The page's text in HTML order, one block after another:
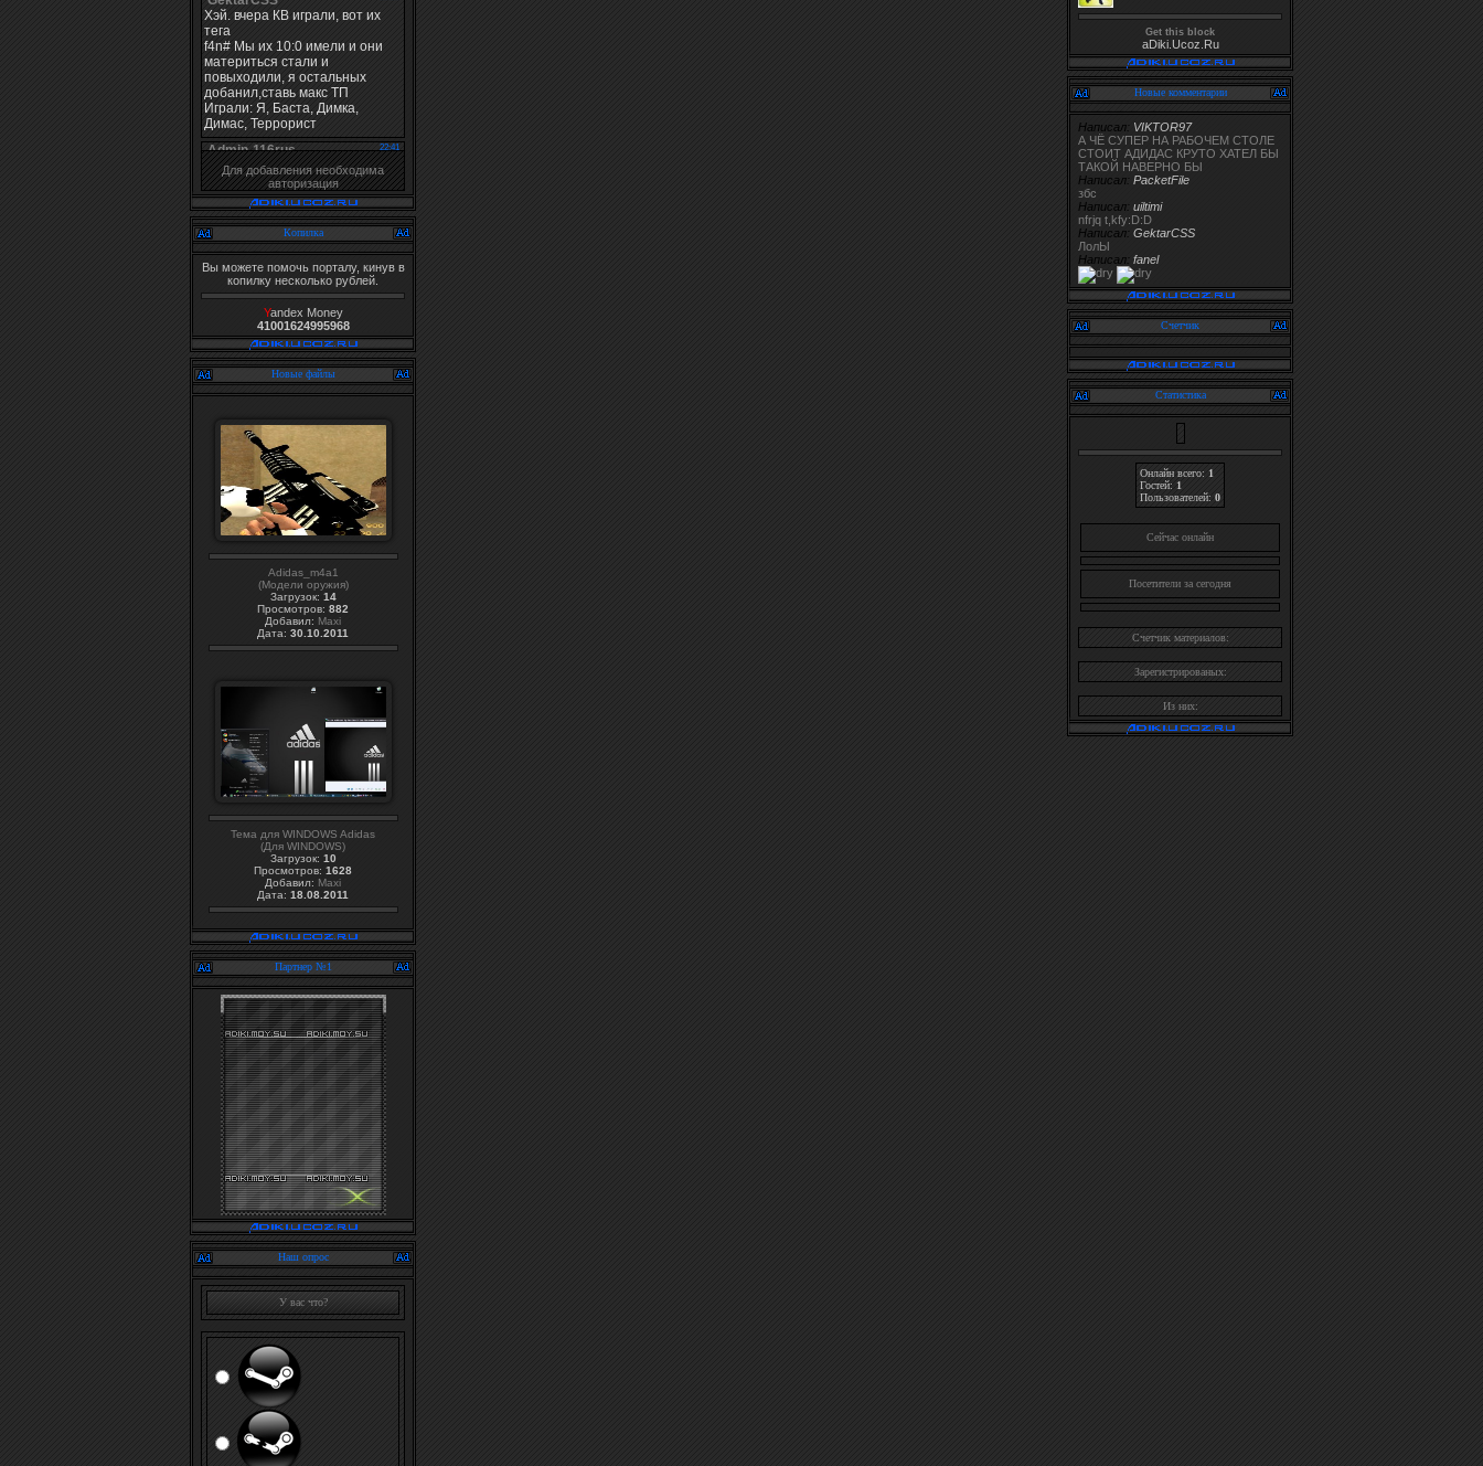
Для добавления необходима
авторизация
Копилка
Вы можете помочь порталу, кинув в
копилку несколько рублей.
Yandex Money
41001624995968
Новые файлы
Adidas_m4a1
(Модели оружия)
Загрузок: 14
Просмотров: 882
Добавил: Maxi
Дата: 30.10.2011
Тема для WINDOWS Adidas
(Для WINDOWS)
Загрузок: 10
Просмотров: 1628
Добавил: Maxi
Дата: 18.08.2011
Партнер №1
Наш опрос
У вас что?
Get this block
aDiki.Ucoz.Ru
Новые комментарии
Написал: VIKTOR97
А ЧЁ СУПЕР НА РАБОЧЕМ СТОЛЕ
СТОИТ АДИДАС КРУТО ХАТЕЛ БЫ
ТАКОЙ НАВЕРНО БЫ
Написал: PacketFile
збс
Написал: uiltimi
nfrjq t,kfy:D:D
Написал: GektarCSS
ЛолЫ
Написал: fanel
Счетчик
Статистика
Онлайн всего: 1
Гостей: 1
Пользователей: 0
Cейчас онлайн
Посетители за сегодня
Счетчик материалов:
Зарегистрированых:
Из них: